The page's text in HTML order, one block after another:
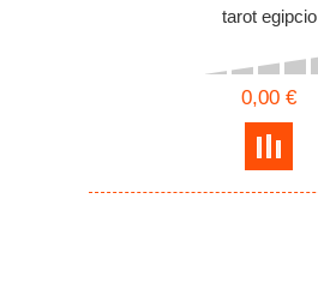
tarot egipcio
0,00 €